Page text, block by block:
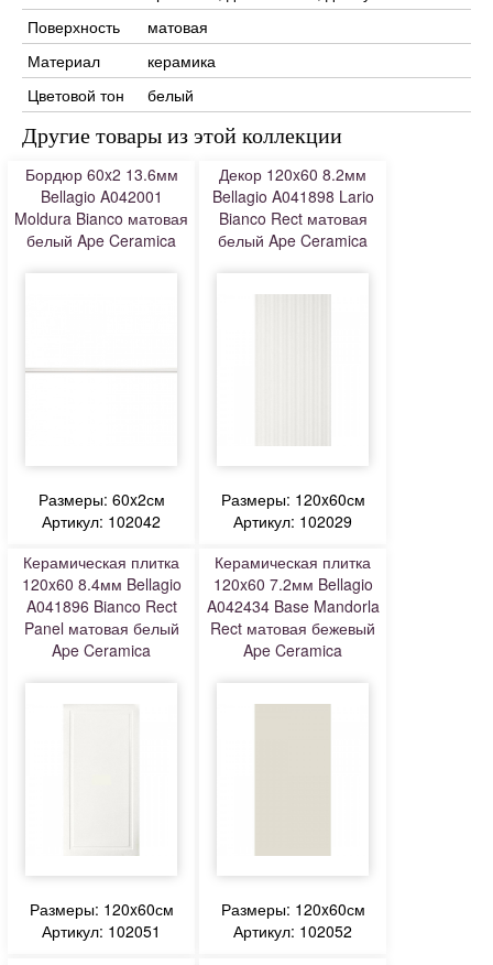
Поверхность
матовая
Материал
керамика
Цветовой тон
белый
Другие товары из этой коллекции
Бордюр 60x2 13.6мм
Bellagio A042001
Moldura Bianco матовая
белый Ape Ceramica
Размеры: 60x2см
Артикул: 102042
Декор 120x60 8.2мм
Bellagio A041898 Lario
Bianco Rect матовая
белый Ape Ceramica
Размеры: 120x60см
Артикул: 102029
Керамическая плитка
120x60 8.4мм Bellagio
A041896 Bianco Rect
Panel матовая белый
Ape Ceramica
Размеры: 120x60см
Артикул: 102051
Керамическая плитка
120x60 7.2мм Bellagio
A042434 Base Mandorla
Rect матовая бежевый
Ape Ceramica
Размеры: 120x60см
Артикул: 102052